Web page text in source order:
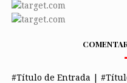
#Título de Entrada |